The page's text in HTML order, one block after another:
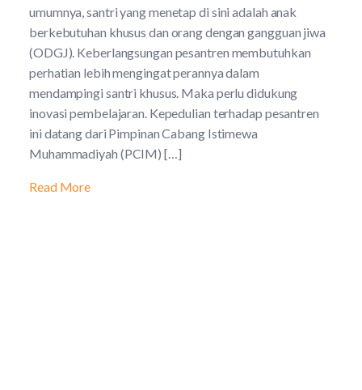
umumnya, santri yang menetap di sini adalah anak
berkebutuhan khusus dan orang dengan gangguan jiwa
(ODGJ). Keberlangsungan pesantren membutuhkan
perhatian lebih mengingat perannya dalam
mendampingi santri khusus. Maka perlu didukung
inovasi pembelajaran. Kepedulian terhadap pesantren
ini datang dari Pimpinan Cabang Istimewa
Muhammadiyah (PCIM) […]
Read More